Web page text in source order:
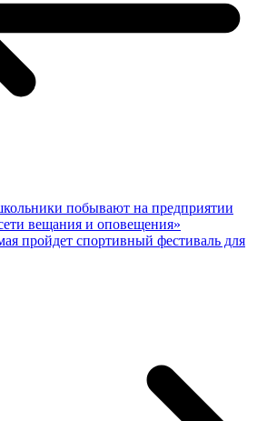
побывают на предприятии
вещания и оповещения»
пройдет спортивный фестиваль для